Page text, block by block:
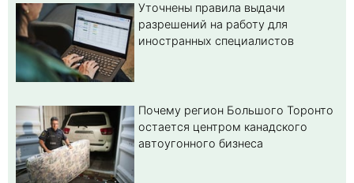
Уточнены правила выдачи
разрешений на работу для
иностранных специалистов
Почему регион Большого Торонто
остается центром канадского
автоугонного бизнеса